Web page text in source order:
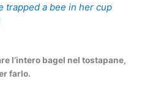
trapped a bee in her cup
l’intero bagel nel tostapane,
farlo.